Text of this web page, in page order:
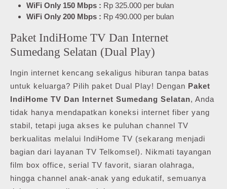
WiFi Only 150 Mbps : Rp 325.000 per bulan
WiFi Only 200 Mbps : Rp 490.000 per bulan
Paket IndiHome TV Dan Internet
Sumedang Selatan (Dual Play)
Ingin internet kencang sekaligus hiburan tanpa batas
untuk keluarga? Pilih paket Dual Play! Dengan Paket
IndiHome TV Dan Internet Sumedang Selatan, Anda
tidak hanya mendapatkan koneksi internet fiber yang
stabil, tetapi juga akses ke puluhan channel TV
berkualitas melalui IndiHome TV (sekarang menjadi
bagian dari layanan TV Telkomsel). Nikmati tayangan
film box office, serial TV favorit, siaran olahraga,
hingga channel anak-anak yang edukatif, semuanya